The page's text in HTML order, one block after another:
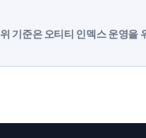
위 기준은 오티티 인덱스 운영을